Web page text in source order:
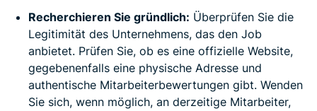
Recherchieren Sie gründlich: Überprüfen Sie die
Legitimität des Unternehmens, das den Job
anbietet. Prüfen Sie, ob es eine offizielle Website,
gegebenenfalls eine physische Adresse und
authentische Mitarbeiterbewertungen gibt. Wenden
Sie sich, wenn möglich, an derzeitige Mitarbeiter,